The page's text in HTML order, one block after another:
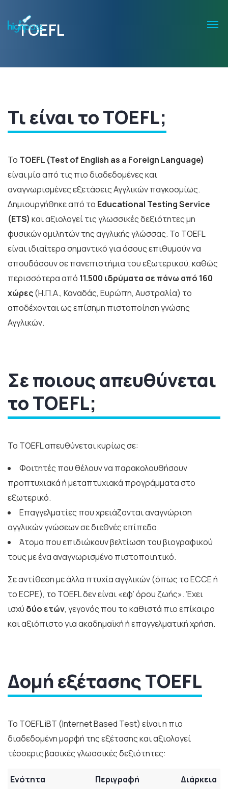
TOEFL
Τι είναι το TOEFL;
Το TOEFL (Test of English as a Foreign Language)
είναι μία από τις πιο διαδεδομένες και
αναγνωρισμένες εξετάσεις Αγγλικών παγκοσμίως.
Δημιουργήθηκε από το Educational Testing Service
(ETS) και αξιολογεί τις γλωσσικές δεξιότητες μη
φυσικών ομιλητών της αγγλικής γλώσσας. Το TOEFL
είναι ιδιαίτερα σημαντικό για όσους επιθυμούν να
σπουδάσουν σε πανεπιστήμια του εξωτερικού, καθώς
περισσότερα από 11.500 ιδρύματα σε πάνω από 160
χώρες(Η.Π.Α., Καναδάς, Ευρώπη, Αυστραλία) το
αποδέχονται ως επίσημη πιστοποίηση γνώσης
Αγγλικών.
Σε ποιους απευθύνεται
το TOEFL;
Το TOEFL απευθύνεται κυρίως σε:
Φοιτητές που θέλουν να παρακολουθήσουν
προπτυχιακά ή μεταπτυχιακά προγράμματα στο
εξωτερικό.
Επαγγελματίες που χρειάζονται αναγνώριση
αγγλικών γνώσεων σε διεθνές επίπεδο.
Άτομα που επιδιώκουν βελτίωση του βιογραφικού
τους με ένα αναγνωρισμένο πιστοποιητικό.
Σε αντίθεση με άλλα πτυχία αγγλικών (όπως το ECCE ή
το ECPE), το TOEFL δεν είναι «εφ’ όρου ζωής». Έχει
ισχύ δύο ετών, γεγονός που το καθιστά πιο επίκαιρο
και αξιόπιστο για ακαδημαϊκή ή επαγγελματική χρήση.
Δομή εξέτασης TOEFL
Το TOEFL iBT (Internet Based Test) είναι η πιο
διαδεδομένη μορφή της εξέτασης και αξιολογεί
τέσσερις βασικές γλωσσικές δεξιότητες:
Ενότητα Περιγραφή Διάρκεια